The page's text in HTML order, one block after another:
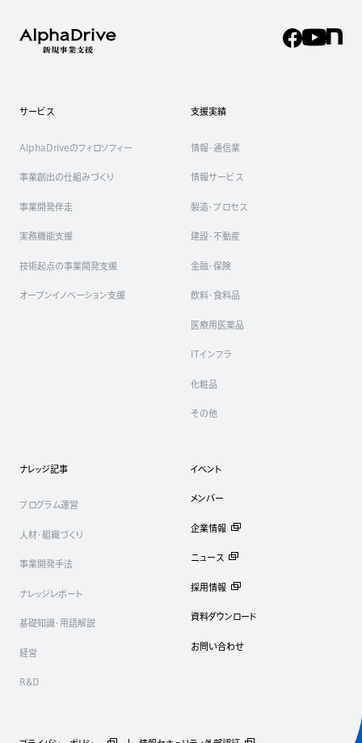
サービス
AlphaDriveのフィロソフィー
事業創出の仕組みづくり
事業開発伴走
実務機能支援
技術起点の事業開発支援
オープンイノベーション支援
支援実績
情報・通信業
情報サービス
製造・プロセス
建設・不動産
金融・保険
飲料・食料品
医療用医薬品
ITインフラ
化粧品
その他
ナレッジ記事
プログラム運営
人材・組織づくり
事業開発手法
ナレッジレポート
基礎知識・用語解説
経営
R&D
イベント
メンバー
企業情報
ニュース
採用情報
資料ダウンロード
お問い合わせ